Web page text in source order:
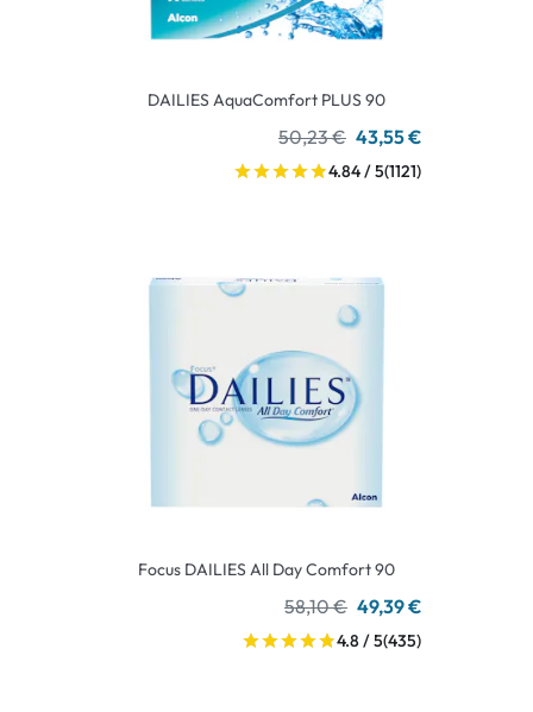
DAILIES AquaComfort PLUS 90
50,23 € 43,55 €
4.84 / 5(1121)
Focus DAILIES All Day Comfort 90
58,10 € 49,39 €
4.8 / 5(435)